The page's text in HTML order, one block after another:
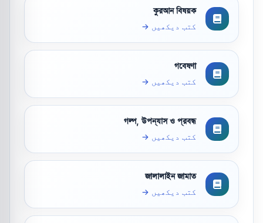
কুরআন বিষয়ক
کتب دیکھیں →
গবেষণা
کتب دیکھیں →
গল্প, উপন্যাস ও প্রবন্ধ
کتب دیکھیں →
জালালাইন জামাত
کتب دیکھیں →